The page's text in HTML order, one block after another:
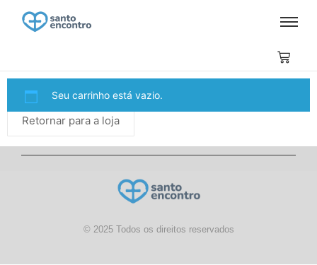
Seu carrinho está vazio.
Retornar para a loja
© 2025 Todos os direitos reservados